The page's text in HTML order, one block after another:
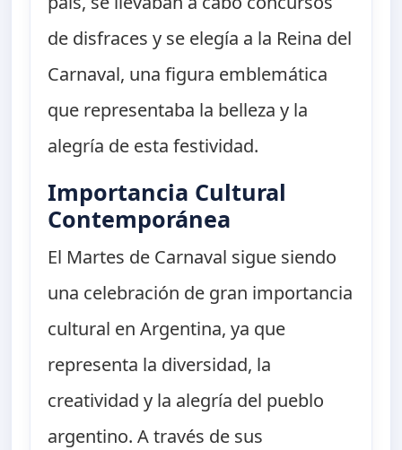
de disfraces y se elegía a la Reina del
Carnaval, una figura emblemática
que representaba la belleza y la
alegría de esta festividad.
Importancia Cultural
Contemporánea
El Martes de Carnaval sigue siendo
una celebración de gran importancia
cultural en Argentina, ya que
representa la diversidad, la
creatividad y la alegría del pueblo
argentino. A través de sus